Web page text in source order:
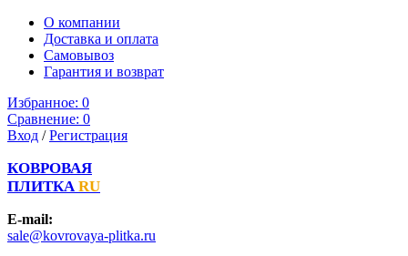
О компании
Доставка и оплата
Самовывоз
Гарантия и возврат
Избранное: 0
Сравнение: 0
Вход /Регистрация
КОВРОВАЯ
ПЛИТКА RU
E-mail:
sale@kovrovaya-plitka.ru